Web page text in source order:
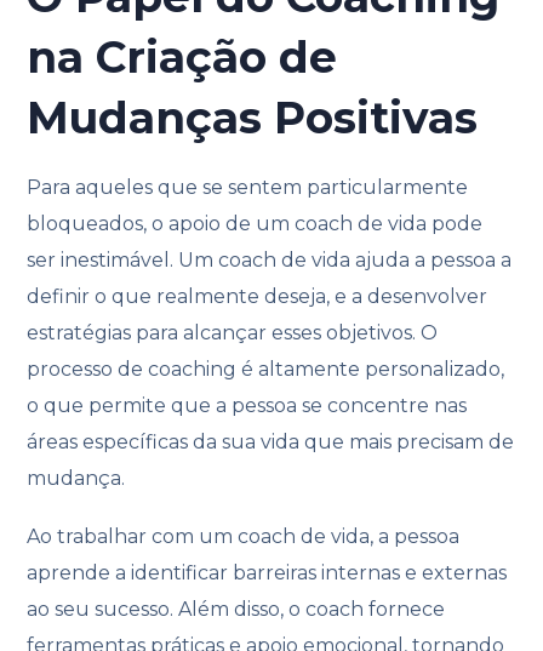
na Criação de
Mudanças Positivas
Para aqueles que se sentem particularmente
bloqueados, o apoio de um coach de vida pode
ser inestimável. Um coach de vida ajuda a pessoa a
definir o que realmente deseja, e a desenvolver
estratégias para alcançar esses objetivos. O
processo de coaching é altamente personalizado,
o que permite que a pessoa se concentre nas
áreas específicas da sua vida que mais precisam de
mudança.
Ao trabalhar com um coach de vida, a pessoa
aprende a identificar barreiras internas e externas
ao seu sucesso. Além disso, o coach fornece
ferramentas práticas e apoio emocional, tornando